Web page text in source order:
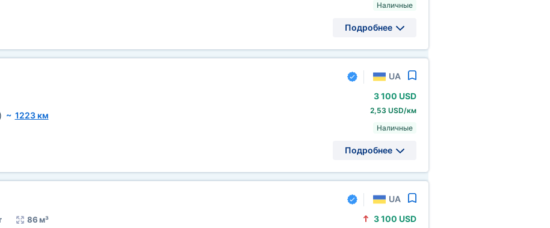
Наличные
Подробнее
UA
~ 1223 км
3 100 USD
2,53 USD/км
Наличные
Подробнее
UA
86 м³ 3 100 USD